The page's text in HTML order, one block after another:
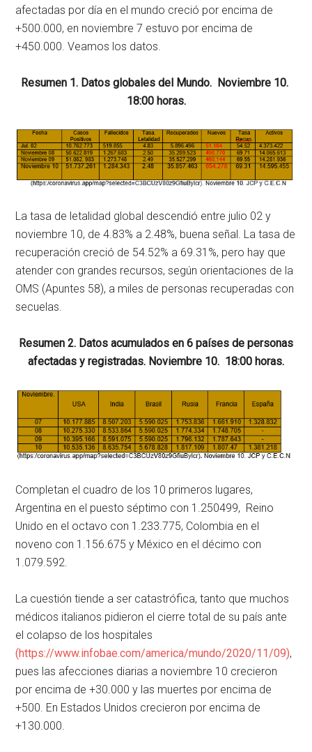
afectadas por día en el mundo creció por encima de
+500.000, en noviembre 7 estuvo por encima de
+450.000. Veamos los datos.
Resumen 1. Datos globales del Mundo. Noviembre 10.
18:00 horas.
La tasa de letalidad global descendió entre julio 02 y
noviembre 10, de 4.83% a 2.48%, buena señal. La tasa de
recuperación creció de 54.52% a 69.31%, pero hay que
atender con grandes recursos, según orientaciones de la
OMS (Apuntes 58), a miles de personas recuperadas con
secuelas.
Resumen 2. Datos acumulados en 6 países de personas
afectadas y registradas. Noviembre 10. 18:00 horas.
Completan el cuadro de los 10 primeros lugares,
Argentina en el puesto séptimo con 1.250499, Reino
Unido en el octavo con 1.233.775, Colombia en el
noveno con 1.156.675 y México en el décimo con
1.079.592.
La cuestión tiende a ser catastrófica, tanto que muchos
médicos italianos pidieron el cierre total de su país ante
el colapso de los hospitales
(https://www.infobae.com/america/mundo/2020/11/09),
pues las afecciones diarias a noviembre 10 crecieron
por encima de +30.000 y las muertes por encima de
+500. En Estados Unidos crecieron por encima de
+130.000.